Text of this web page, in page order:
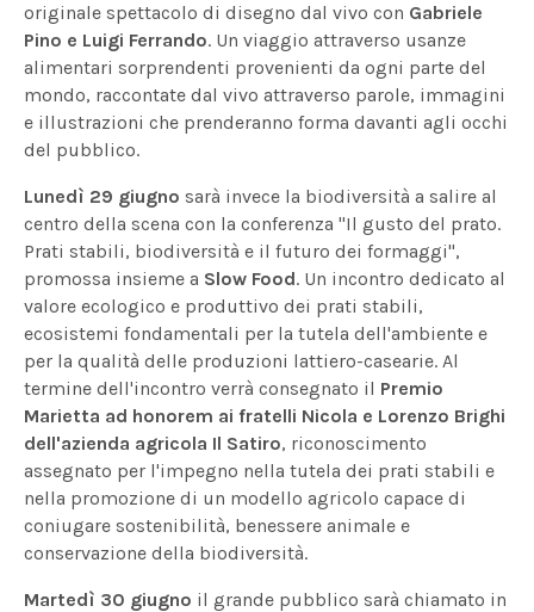
originale spettacolo di disegno dal vivo con Gabriele
Pino e Luigi Ferrando. Un viaggio attraverso usanze
alimentari sorprendenti provenienti da ogni parte del
mondo, raccontate dal vivo attraverso parole, immagini
e illustrazioni che prenderanno forma davanti agli occhi
del pubblico.
Lunedì 29 giugno sarà invece la biodiversità a salire al
centro della scena con la conferenza "Il gusto del prato.
Prati stabili, biodiversità e il futuro dei formaggi",
promossa insieme a Slow Food. Un incontro dedicato al
valore ecologico e produttivo dei prati stabili,
ecosistemi fondamentali per la tutela dell'ambiente e
per la qualità delle produzioni lattiero-casearie. Al
termine dell'incontro verrà consegnato il Premio
Marietta ad honorem ai fratelli Nicola e Lorenzo Brighi
dell'azienda agricola Il Satiro, riconoscimento
assegnato per l'impegno nella tutela dei prati stabili e
nella promozione di un modello agricolo capace di
coniugare sostenibilità, benessere animale e
conservazione della biodiversità.
Martedì 30 giugno il grande pubblico sarà chiamato in